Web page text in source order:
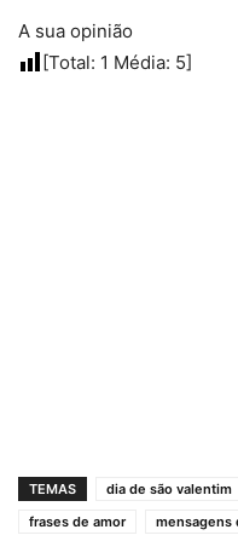
A sua opinião
[Total: 1 Média: 5]
TEMAS dia de são valentim
frases de amor
mensagens